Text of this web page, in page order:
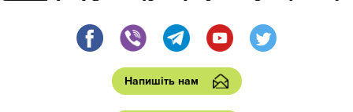
Напишіть нам